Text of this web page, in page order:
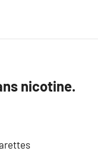
nicotine.